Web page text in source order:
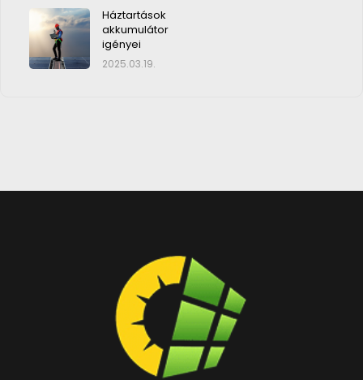
Háztartások
akkumulátor
igényei
2025.03.19.